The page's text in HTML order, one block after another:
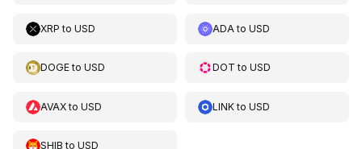
XRP to USD ADA toUSD
DOGEto USD DOT toUSD
AVAXto USD LINKtoUSD
SHIB to USD